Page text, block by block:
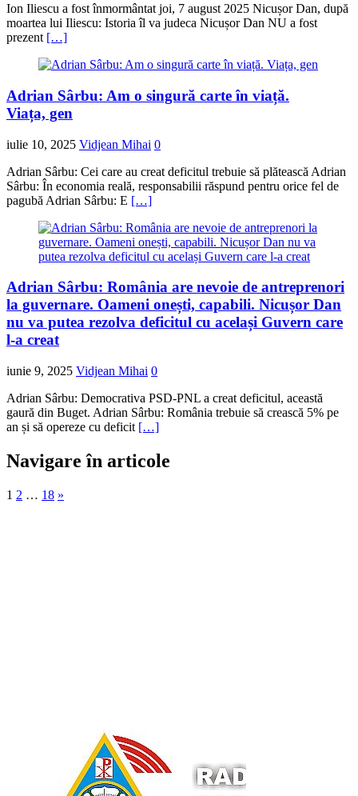
Ion Iliescu a fost înmormântat joi, 7 august 2025 Nicușor Dan, după
moartea lui Iliescu: Istoria îl va judeca Nicușor Dan NU a fost
prezent […]
Adrian Sârbu: Am o singură carte în viață.
Viața, gen
iulie 10, 2025 Vidjean Mihai 0
Adrian Sârbu: Cei care au creat deficitul trebuie să plătească Adrian
Sârbu: În economia reală, responsabilii răspund pentru orice fel de
pagubă Adrian Sârbu: E […]
Adrian Sârbu: România are nevoie de antreprenori
la guvernare. Oameni onești, capabili. Nicușor Dan
nu va putea rezolva deficitul cu același Guvern care
l-a creat
iunie 9, 2025 Vidjean Mihai 0
Adrian Sârbu: Democrativa PSD-PNL a creat deficitul, această
gaură din Buget. Adrian Sârbu: România trebuie să crească 5% pe
an și să opereze cu deficit […]
Navigare în articole
1 2 … 18 »